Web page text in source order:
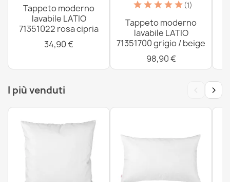
Tappeto moderno
lavabile LATIO
71351022 rosa cipria
34,90 €
(1)
Tappeto moderno
lavabile LATIO
71351700 grigio / beige
98,90 €
I più venduti ‹ ›